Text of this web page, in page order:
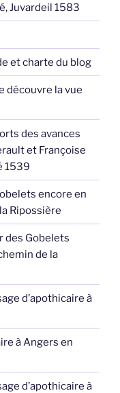
Juvardeil 1583
et charte du blog
découvre la vue
des avances
et Françoise
1539
encore en
Ripossière
des Gobelets
de la
d’apothicaire à
à Angers en
d’apothicaire à